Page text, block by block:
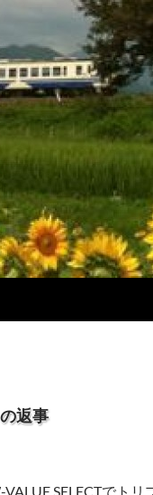
返事
SELECTでト